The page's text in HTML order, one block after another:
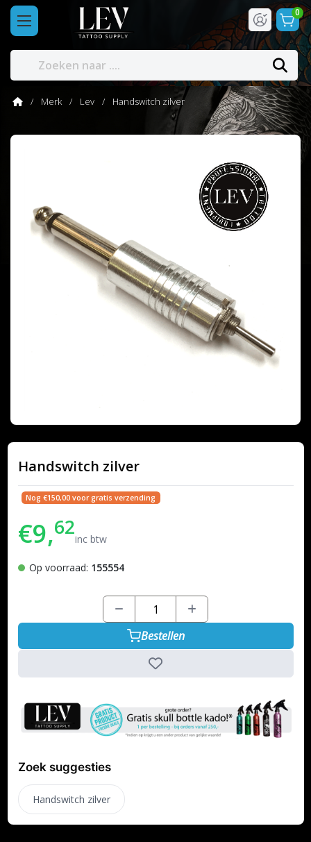
0
Merk Lev Handswitch zilver
Handswitch zilver
Nog €150,00 voor gratis verzending
€9,62inc btw
Op voorraad: 155554
Bestellen
Zoek suggesties
Handswitch zilver